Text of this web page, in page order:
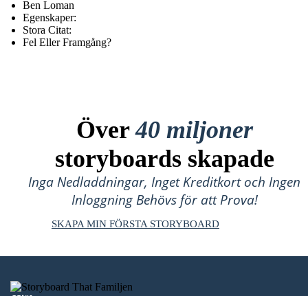
Ben Loman
Egenskaper:
Stora Citat:
Fel Eller Framgång?
Över40 miljoner
storyboards skapade
Inga Nedladdningar, Inget Kreditkort och Ingen
Inloggning Behövs för att Prova!
SKAPA MIN FÖRSTA STORYBOARD